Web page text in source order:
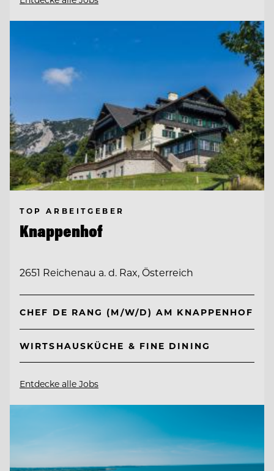
TOP ARBEITGEBER
Knappenhof
2651 Reichenau a. d. Rax, Österreich
CHEF DE RANG (M/W/D) AM KNAPPENHOF
WIRTSHAUSKÜCHE & FINE DINING
Entdecke alle Jobs